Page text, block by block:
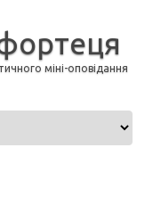
міні-оповідання